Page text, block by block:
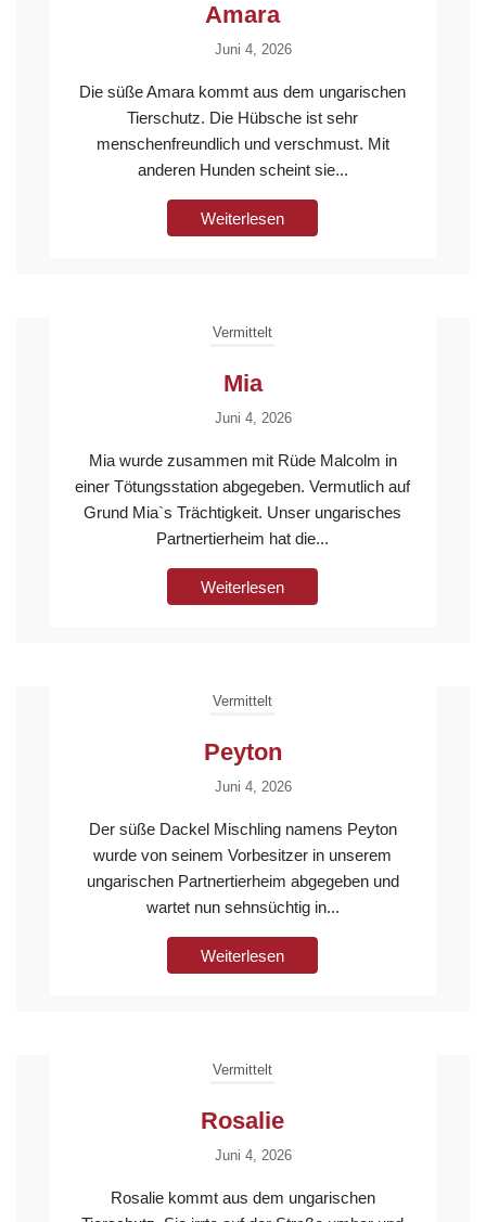
Amara
Juni 4, 2026
Die süße Amara kommt aus dem ungarischen
Tierschutz. Die Hübsche ist sehr
menschenfreundlich und verschmust. Mit
anderen Hunden scheint sie...
Weiterlesen
Vermittelt
Mia
Juni 4, 2026
Mia wurde zusammen mit Rüde Malcolm in
einer Tötungsstation abgegeben. Vermutlich auf
Grund Mia`s Trächtigkeit. Unser ungarisches
Partnertierheim hat die...
Weiterlesen
Vermittelt
Peyton
Juni 4, 2026
Der süße Dackel Mischling namens Peyton
wurde von seinem Vorbesitzer in unserem
ungarischen Partnertierheim abgegeben und
wartet nun sehnsüchtig in...
Weiterlesen
Vermittelt
Rosalie
Juni 4, 2026
Rosalie kommt aus dem ungarischen